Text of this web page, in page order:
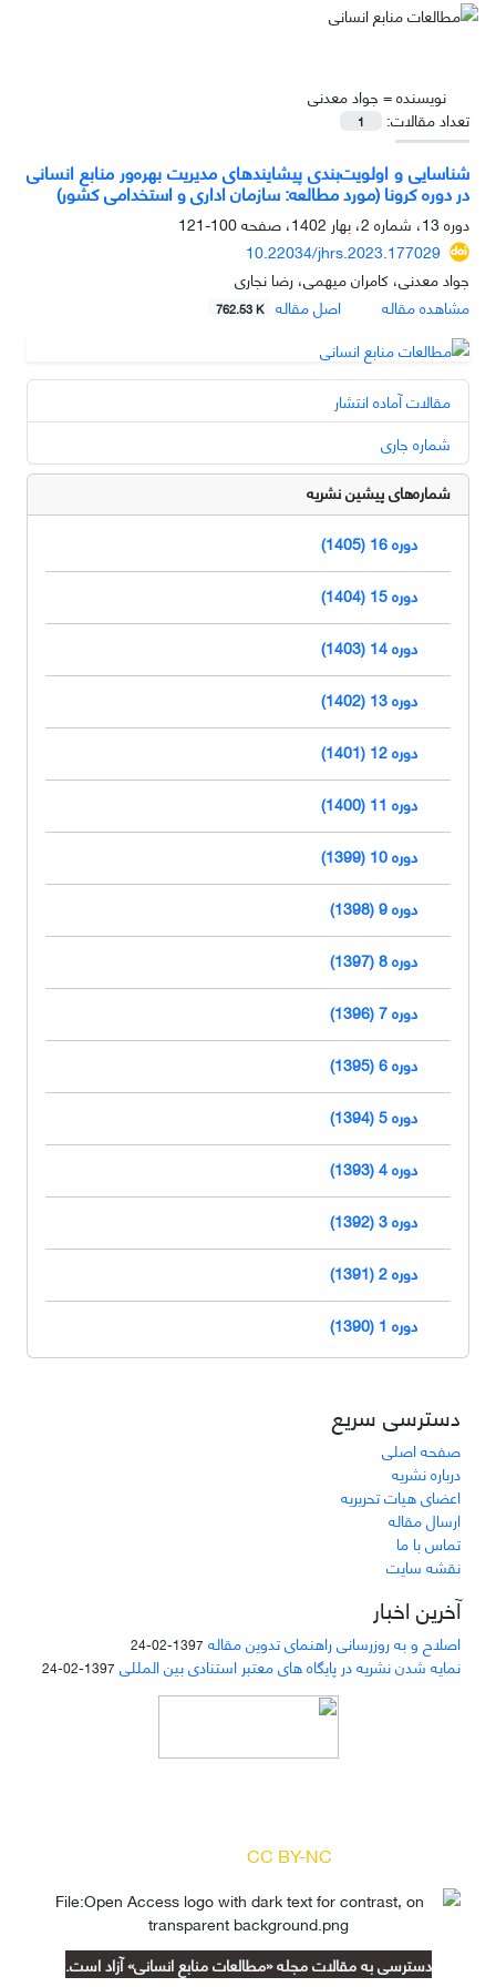
نویسنده = جواد معدنی
تعداد مقالات:
1
شناسایی و اولویت‌بندی پیشایندهای مدیریت بهره‌ور منابع انسانی
در دوره کرونا (مورد مطالعه: سازمان اداری و استخدامی کشور)
دوره 13، شماره 2، بهار 1402، صفحه
100-121
10.22034/jhrs.2023.177029
جواد معدنی، کامران میهمی، رضا نجاری
مشاهده مقاله
اصل مقاله 762.53 K
مقالات آماده انتشار
شماره جاری
شماره‌های پیشین نشریه
دوره 16 (1405)
دوره 15 (1404)
دوره 14 (1403)
دوره 13 (1402)
دوره 12 (1401)
دوره 11 (1400)
دوره 10 (1399)
دوره 9 (1398)
دوره 8 (1397)
دوره 7 (1396)
دوره 6 (1395)
دوره 5 (1394)
دوره 4 (1393)
دوره 3 (1392)
دوره 2 (1391)
دوره 1 (1390)
دسترسی سریع
صفحه اصلی
درباره نشریه
اعضای هیات تحریریه
ارسال مقاله
تماس با ما
نقشه سایت
آخرین اخبار
اصلاح و به روزرسانی راهنمای تدوین مقاله 1397-02-24
نمایه شدن نشریه در پایگاه های معتبر استنادی بین المللی 1397-02-24
CC BY-NC
دسترسی به مقالات مجله «مطالعات منابع انسانی» آزاد است.